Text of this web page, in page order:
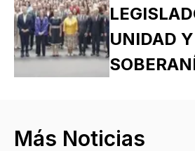
UNIDAD
Más Noticias